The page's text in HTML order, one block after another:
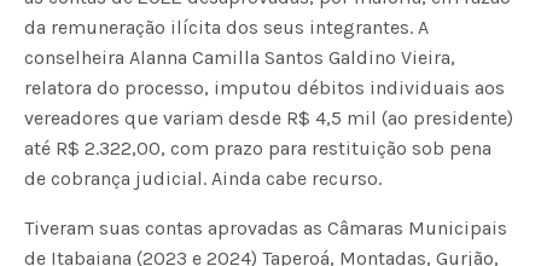
da remuneração ilícita dos seus integrantes. A
conselheira Alanna Camilla Santos Galdino Vieira,
relatora do processo, imputou débitos individuais aos
vereadores que variam desde R$ 4,5 mil (ao presidente)
até R$ 2.322,00, com prazo para restituição sob pena
de cobrança judicial. Ainda cabe recurso.
Tiveram suas contas aprovadas as Câmaras Municipais
de Itabaiana (2023 e 2024) Taperoá, Montadas, Gurjão,